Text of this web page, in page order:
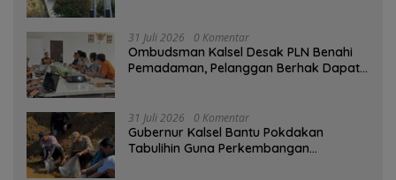
31 Juli 2026 0 Komentar
Ombudsman Kalsel Desak PLN Benahi
Pemadaman, Pelanggan Berhak Dapat
31 Juli 2026 0 Komentar
Gubernur Kalsel Bantu Pokdakan
Tabulihin Guna Perkembangan